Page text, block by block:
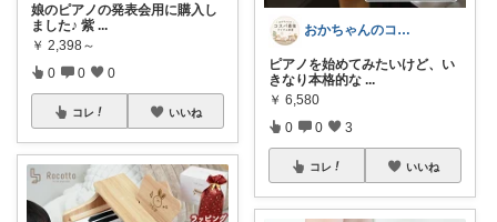
娘のピアノの発表会用に購入し
ました♪ 紫 ...
￥ 2,398～
0 0 0
コレ いいね
おかちゃんのコスパ最強アイテム部屋
ピアノを始めてみたいけど、い
きなり本格的な ...
￥ 6,580
0 0 3
コレ いいね